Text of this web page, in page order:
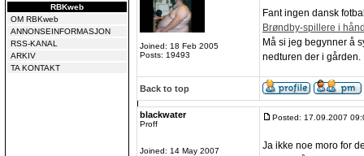
RBKweb
OM RBKweb
ANNONSEINFORMASJON
RSS-KANAL
ARKIV
TA KONTAKT
Joined: 18 Feb 2005
Posts: 19493
Fant ingen dansk
Brøndby-spillere i
Må si jeg begynner å
nedturen der i gården.
Back to top
blackwater
Proff
Joined: 14 May 2007
Posted: 17.09.2007
Ja ikke noe moro for